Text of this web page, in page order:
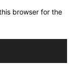
browser for the